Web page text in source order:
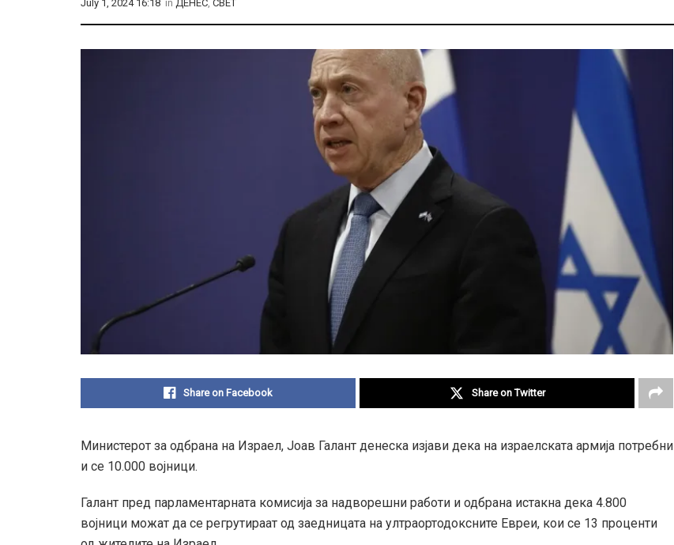
July 1, 2024 16:18 in ДЕНЕС, СВЕТ
Share on Facebook Share on Twitter
Министерот за одбрана на Израел, Јоав Галант денеска изјави дека на израелската армија потребни
и се 10.000 војници.
Галант пред парламентарната комисија за надворешни работи и одбрана истакна дека 4.800
војници можат да се регрутираат од заедницата на ултраортодоксните Евреи, кои се 13 проценти